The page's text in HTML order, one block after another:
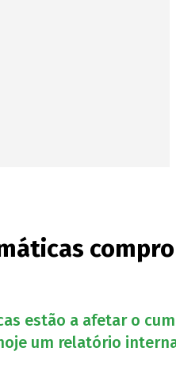
estão a afetar o
um relatório